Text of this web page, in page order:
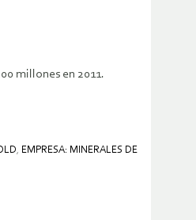
millones en 2011.
, EMPRESA: MINERALES DE